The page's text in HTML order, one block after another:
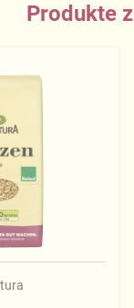
Produkte